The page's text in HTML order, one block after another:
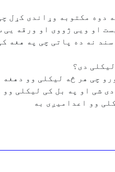
دوه مکتوبه وړاندی کړل
او ویی ژووی او ورقه یی
نه ده پاتی چی په هغه
دی؟
چی هر څه لیکلی وو
شی او په بل کی لیکلی وو
وو اعدامیږی به